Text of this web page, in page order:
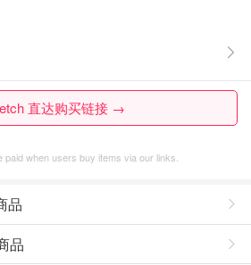
直达购买链接 →
paid when users buy items via our links.
品
品